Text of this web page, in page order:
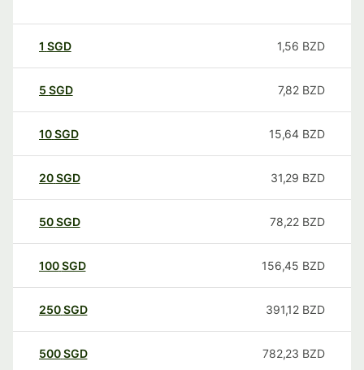
1 SGD 1,56 BZD
5 SGD 7,82 BZD
10SGD 15,64 BZD
20SGD 31,29 BZD
50SGD 78,22 BZD
100SGD 156,45 BZD
250SGD 391,12 BZD
500SGD 782,23 BZD